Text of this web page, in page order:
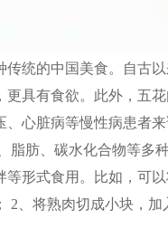
统的中国美食。自古
具有食欲。此外，五
心脏病等慢性病患者
脂肪、碳水化合物等多
形式食用。比如，可
2、将熟肉切成小块，